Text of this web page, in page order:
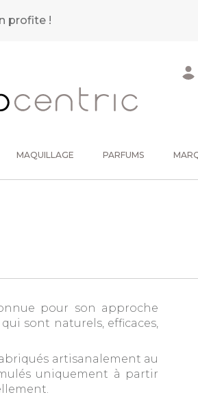
profite !
MAQUILLAGE PARFUMS
pour son approche
sont naturels, efficaces,
artisanalement au
uniquement à partir